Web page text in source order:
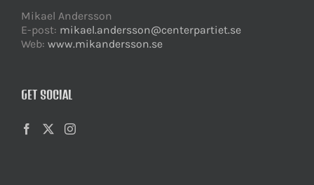
Mikael Andersson
E-post: mikael.andersson@centerpartiet.se
Web: www.mikandersson.se
GET SOCIAL